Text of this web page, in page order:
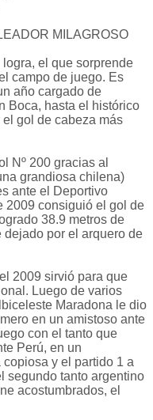
MILAGROSO
el que sorprende
campo de juego. Es
año cargado de
Boca, hasta el histórico
gol de cabeza más
Nº 200 gracias al
grandiosa chilena)
ante el Deportivo
2009 consiguió el gol de
38.9 metros de
por el arquero de
2009 sirvió para que
Luego de varios
Maradona le dio
en un amistoso ante
con el tanto que
Perú, en un
y el partido 1 a
segundo tanto argentino
acostumbrados, el